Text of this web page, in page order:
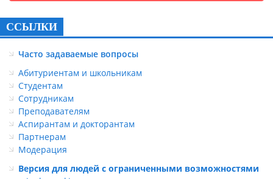
ССЫЛКИ
Часто задаваемые вопросы
Абитуриентам и школьникам
Студентам
Сотрудникам
Преподавателям
Аспирантам и докторантам
Партнерам
Модерация
Версия для людей с ограниченными возможностями